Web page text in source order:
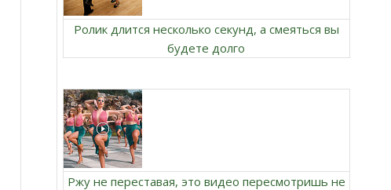
Ролик длится несколько секунд, а смеяться вы
будете долго
Ржу не переставая, это видео пересмотришь не